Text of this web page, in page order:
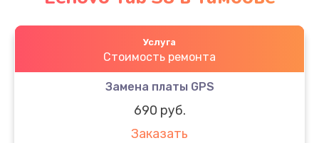
Услуга
Стоимость ремонта
Замена платы GPS
690 руб.
Заказать